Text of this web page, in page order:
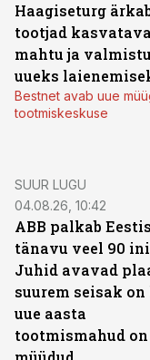
Haagiseturg
tootjad
mahtu ja
uueks
Bestnet avab uue
tootmiskeskuse
SUUR LUGU
04.08.26, 10:42
ABB palkab Eestis
tänavu veel 90
Juhid avavad
suurem seisak on
uue aasta
tootmismahud